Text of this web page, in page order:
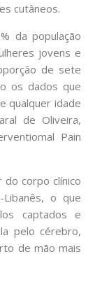
cutâneos.
da população
jovens e
de sete
os dados que
qualquer idade
de Oliveira,
Pain
corpo clínico
o que
captados e
pelo cérebro,
de mão mais